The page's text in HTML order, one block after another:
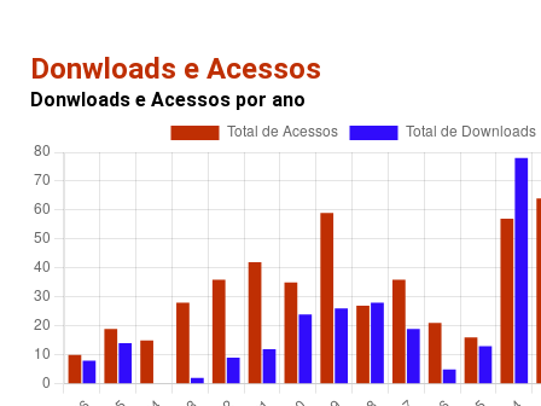
Donwloads e Acessos
Donwloads e Acessos por ano